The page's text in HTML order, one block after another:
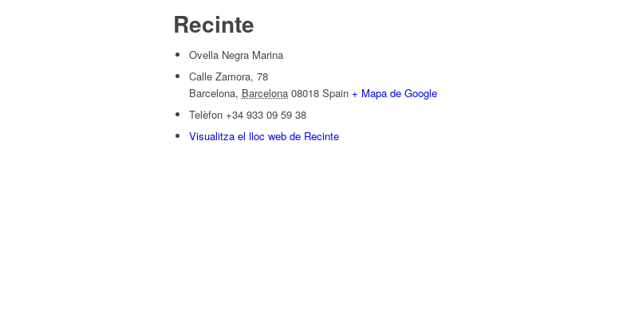
Recinte
Ovella Negra Marina
Calle Zamora, 78
Barcelona, Barcelona 08018 Spain + Mapa de Google
Telèfon +34 933 09 59 38
Visualitza el lloc web de Recinte